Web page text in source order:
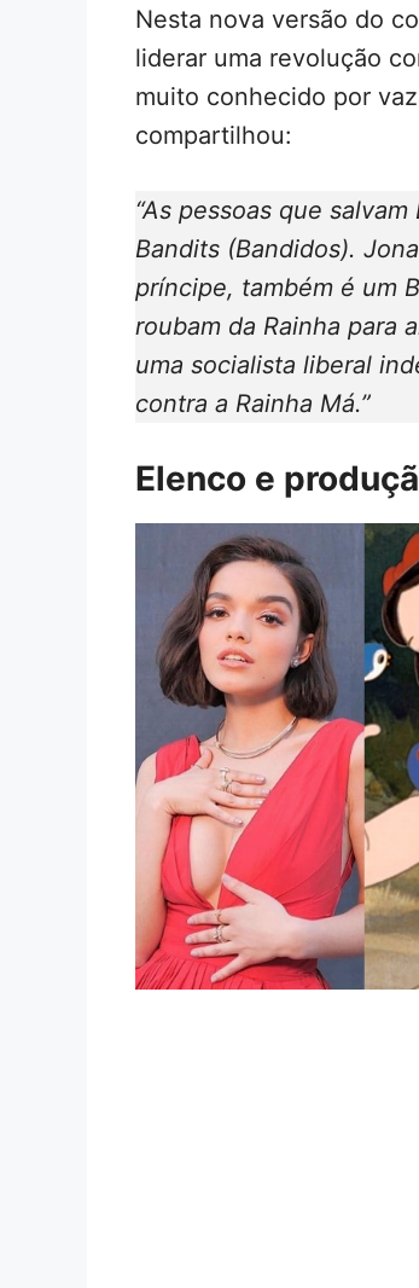
Nesta nova versão do
liderar uma revolução
muito conhecido por
compartilhou:
“As pessoas que
Bandits (Bandidos).
príncipe, também é um
roubam da Rainha para
uma socialista liberal
contra a Rainha Má.”
Elenco e